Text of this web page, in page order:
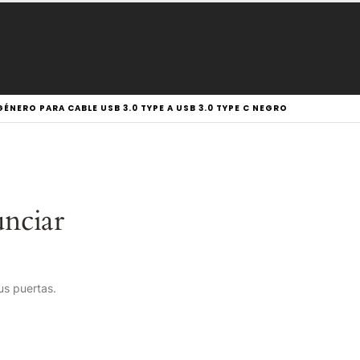
PARA CABLE USB 3.0 TYPE A USB 3.0 TYPE C NEGRO
puertas.